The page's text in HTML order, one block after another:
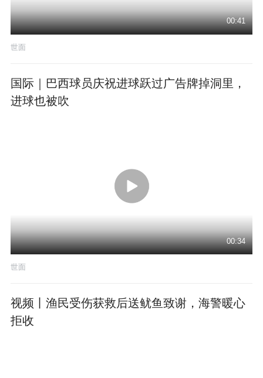
00:41
世面
国际｜巴西球员庆祝进球跃过广告牌掉洞里，
进球也被吹
00:34
世面
视频丨渔民受伤获救后送鱿鱼致谢，海警暖心
拒收